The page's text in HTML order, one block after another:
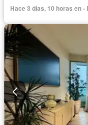
Hace 3 días, 10 horas en